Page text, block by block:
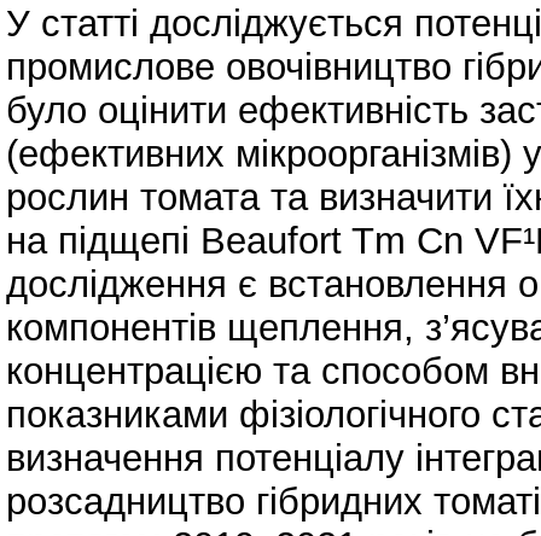
У статті досліджується
промислове овочівництво
було оцінити ефективність
(ефективних
рослин томата та визначити
на підщепі Beaufort Tm Cn
дослідження є встановлення
компонентів щеплення,
концентрацією та способом
показниками фізіологічного
визначення потенціалу
розсадництво гібридних